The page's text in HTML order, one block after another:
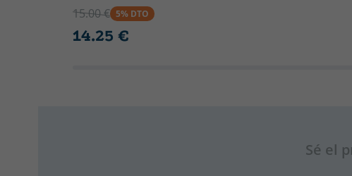
15.00 € 5% DTO
14.25 €
Sé el